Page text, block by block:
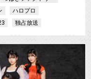
ハロプロ
独占放送